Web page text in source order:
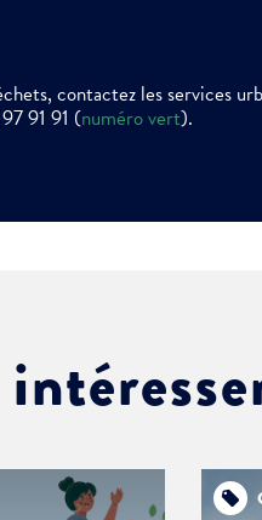
contactez les services
91 91 (numéro vert).